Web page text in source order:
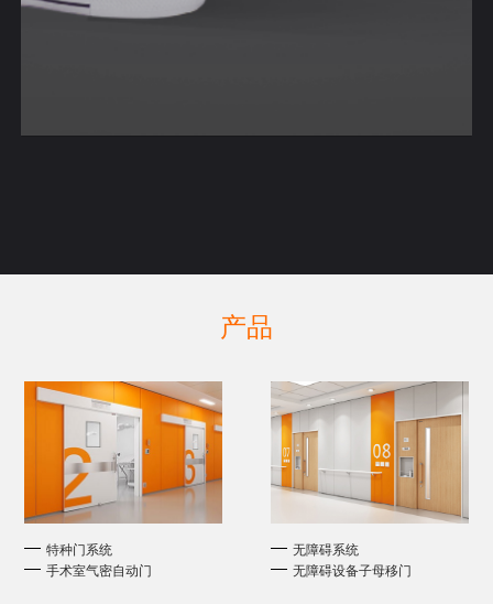
产品
特种门系统
手术室气密自动门
无障碍系统
无障碍设备子母移门